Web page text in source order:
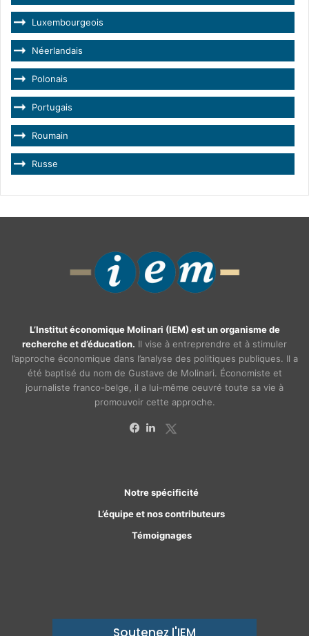
Luxembourgeois
Néerlandais
Polonais
Portugais
Roumain
Russe
L’Institut économique Molinari (IEM) est un organisme de
recherche et d’éducation. Il vise à entreprendre et à stimuler
l’approche économique dans l’analyse des politiques publiques. Il a
été baptisé du nom de Gustave de Molinari. Économiste et
journaliste franco-belge, il a lui-même oeuvré toute sa vie à
promouvoir cette approche.
Notre spécificité
L’équipe et nos contributeurs
Témoignages